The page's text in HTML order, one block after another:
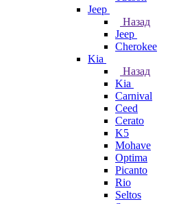
Jeep
Назад
Jeep
Cherokee
Kia
Назад
Kia
Carnival
Ceed
Cerato
K5
Mohave
Optima
Picanto
Rio
Seltos